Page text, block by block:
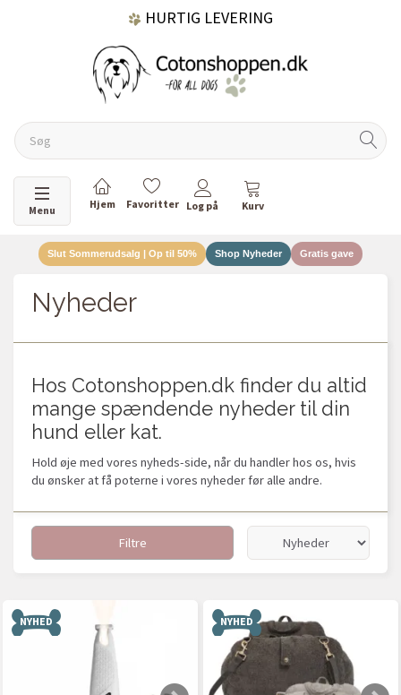
HURTIG LEVERING
GRATIS FRAGT OVER 499 KR.
60 DAGES RETURRET
Skifte navigation
Menu
Slut Sommerudsalg | Op til 50% Shop Nyheder Gratis gave
Nyheder
Hos Cotonshoppen.dk finder du altid
mange spændende nyheder til din
hund eller kat.
Hold øje med vores nyheds-side, når du handler hos os, hvis
du ønsker at få poterne i vores nyheder før alle andre.
Filtre
NYHED NYHED